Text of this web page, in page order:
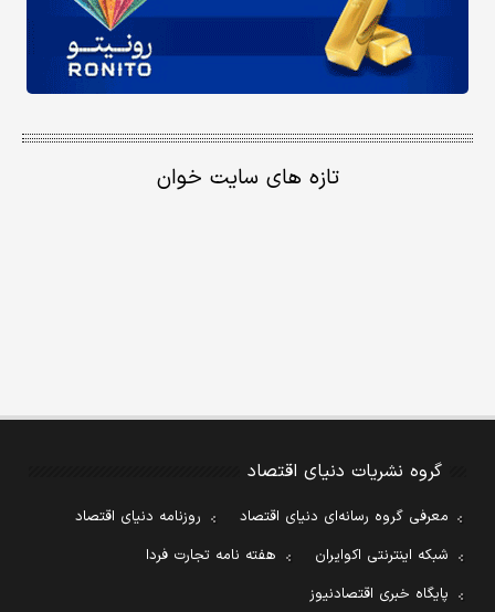
تازه های سایت خوان
گروه نشریات دنیای اقتصاد
معرفی گروه رسانه‌ای دنیای اقتصاد
روزنامه دنیای اقتصاد
شبکه اینترنتی اکوایران
هفته نامه تجارت فردا
پایگاه خبری اقتصادنیوز